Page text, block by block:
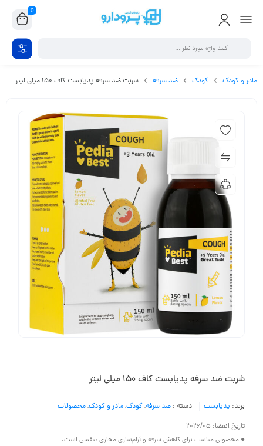
0
مادر و کودک کودک ضد سرفه شربت ضد سرفه پدیابست کاف 150 میلی لیتر
شربت ضد سرفه پدیابست کاف 150 میلی لیتر
برند: پدیابست دسته : ضد سرفه,کودک,مادر و کودک,محصولات
تاریخ انقضا: 2026/05
● محصولی مناسب برای کاهش سرفه و آرام‌سازی مجاری تنفسی است.